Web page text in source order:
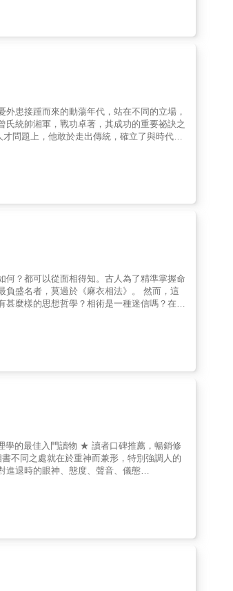
它見相識人上，具有快速、精準、方便與實
，供讀者取法。 想在人生賽局中進階勝利
患接踵而來的動蕩年代，站在不同的立場，
統帥湘軍，戰功卓著，其成功的重要祕訣之
問題上，他敢於走出傳統，確立了與時代相
讀史：念三史《史記》、《漢書》、《後
對人言之事。 8. 保身：節勞、節欲、節飲
：以氣觀志且以色察人 &
？都可以從面相得知。古人為了精準掌握命
者，莫過於《麻衣相法》。 然而，這
麼樣的思想哲學？相術是一種迷信嗎？在現
進退時的眼神、態度、聲音、儀態
法有很多種。但是，無論是從面相學、心理